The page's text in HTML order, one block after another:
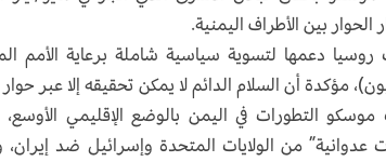
الحوار بين الأطراف اليمنية.
دعمها لتسوية سياسية شاملة برعاية الأمم
مؤكدة أن السلام الدائم لا يمكن تحقيقه إلا عبر
التطورات في اليمن بالوضع الإقليمي
عدوانية” من الولايات المتحدة وإسرائيل ضد